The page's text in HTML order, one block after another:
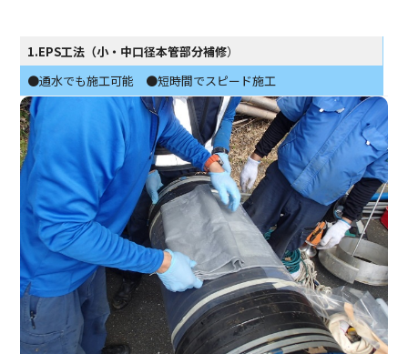
1.EPS工法（小・中口径本管部分補修）
●通水でも施工可能 ●短時間でスピード施工